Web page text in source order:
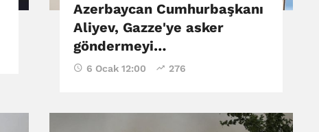
Azerbaycan Cumhurbaşkanı
Aliyev, Gazze'ye asker
göndermeyi
düşünmediklerini açıkladı
6 Ocak 12:00 276